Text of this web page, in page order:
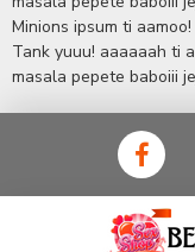
gelişmeleri ve yenilikleri
5000'e yakın geniş
kendi alanımızda en
mağazalardan biri
planda tutan
konusundaki becerileri
ve kalıcı bir yer
Minions ipsum ti
Tank yuuu! aaaaaah ti
masala pepete baboiii